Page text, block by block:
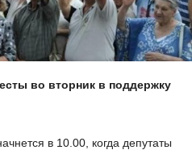
во вторник в поддержку
в 10.00, когда депутаты